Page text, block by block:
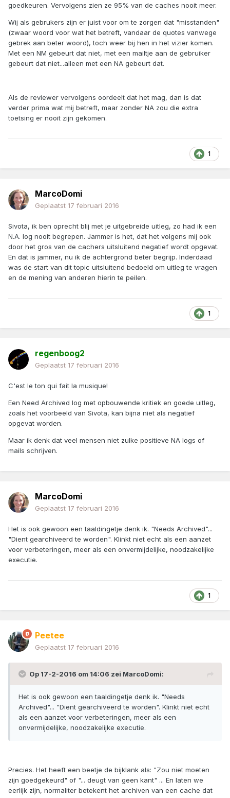
goedkeuren. Vervolgens zien ze 95% van de caches nooit meer.
Wij als gebrukers zijn er juist voor om te zorgen dat "misstanden"
(zwaar woord voor wat het betreft, vandaar de quotes vanwege
gebrek aan beter woord), toch weer bij hen in het vizier komen.
Met een NM gebeurt dat niet, met een mailtje aan de gebruiker
gebeurt dat niet...alleen met een NA gebeurt dat.
Als de reviewer vervolgens oordeelt dat het mag, dan is dat
verder prima wat mij betreft, maar zonder NA zou die extra
toetsing er nooit zijn gekomen.
1
MarcoDomi
Geplaatst 17 februari 2016
Sivota, ik ben oprecht blij met je uitgebreide uitleg, zo had ik een
N.A. log nooit begrepen. Jammer is het, dat het volgens mij ook
door het gros van de cachers uitsluitend negatief wordt opgevat.
En dat is jammer, nu ik de achtergrond beter begrijp. Inderdaad
was de start van dit topic uitsluitend bedoeld om uitleg te vragen
en de mening van anderen hierin te peilen.
1
regenboog2
Geplaatst 17 februari 2016
C'est le ton qui fait la musique!
Een Need Archived log met opbouwende kritiek en goede uitleg,
zoals het voorbeeld van Sivota, kan bijna niet als negatief
opgevat worden.
Maar ik denk dat veel mensen niet zulke positieve NA logs of
mails schrijven.
MarcoDomi
Geplaatst 17 februari 2016
Het is ook gewoon een taaldingetje denk ik. "Needs Archived"...
"Dient gearchiveerd te worden". Klinkt niet echt als een aanzet
voor verbeteringen, meer als een onvermijdelijke, noodzakelijke
executie.
1
Peetee
Geplaatst 17 februari 2016
Op 17-2-2016 om 14:06 zei MarcoDomi:
Het is ook gewoon een taaldingetje denk ik. "Needs
Archived"... "Dient gearchiveerd te worden". Klinkt niet echt
als een aanzet voor verbeteringen, meer als een
onvermijdelijke, noodzakelijke executie.
Precies. Het heeft een beetje de bijklank als: "Zou niet moeten
zijn goedgekeurd" of "... deugt van geen kant" ... En laten we
eerlijk zijn, normaliter betekent het archiven van een cache dat